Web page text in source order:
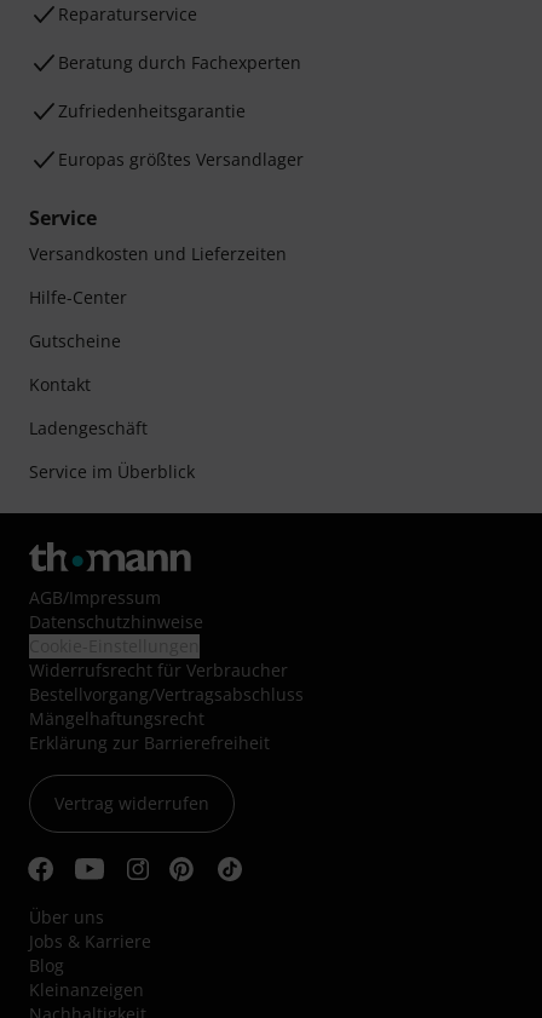
Reparaturservice
Beratung durch Fachexperten
Zufriedenheitsgarantie
Europas größtes Versandlager
Service
Versandkosten und Lieferzeiten
Hilfe-Center
Gutscheine
Kontakt
Ladengeschäft
Service im Überblick
AGB/Impressum
Datenschutzhinweise
Widerrufsrecht für Verbraucher
Bestellvorgang/Vertragsabschluss
Mängelhaftungsrecht
Erklärung zur Barrierefreiheit
Vertrag widerrufen
Über uns
Jobs & Karriere
Blog
Kleinanzeigen